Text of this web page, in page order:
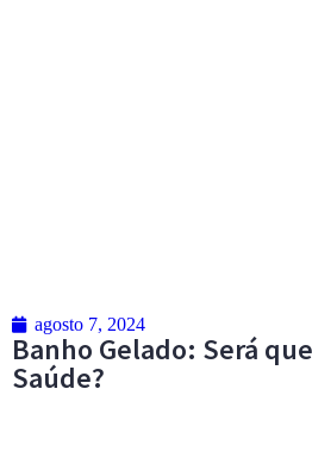
agosto 7, 2024
Banho Gelado: Será
Saúde?